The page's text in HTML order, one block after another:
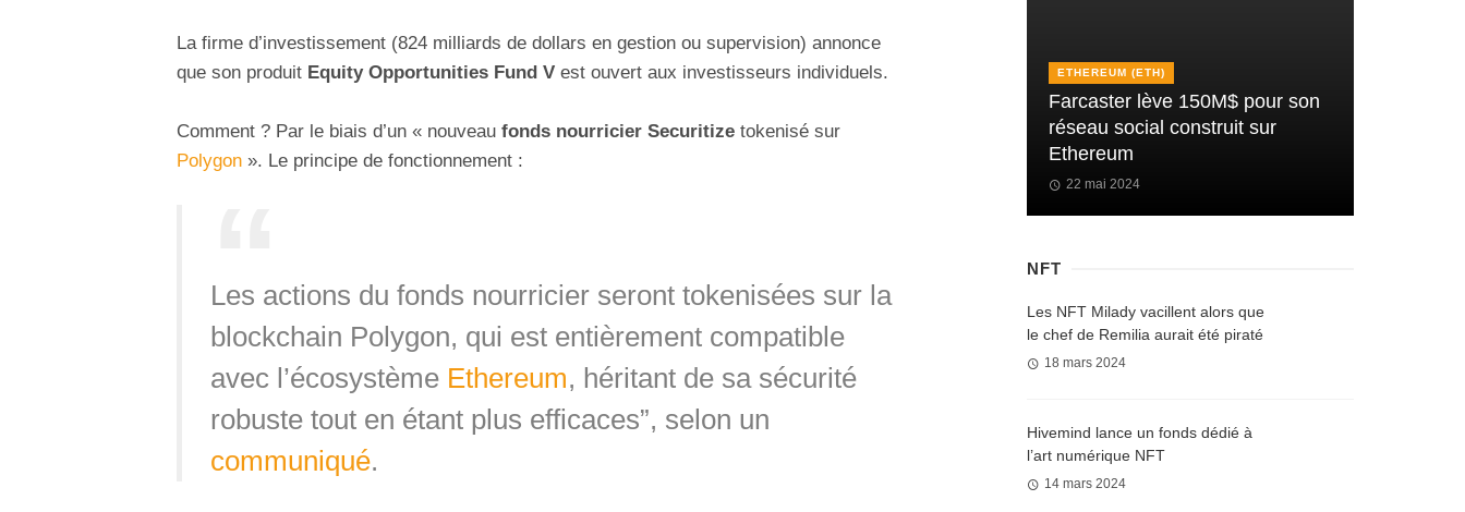
La firme d’investissement (824 milliards de dollars en gestion ou supervision) annonce
que son produit Equity Opportunities Fund V est ouvert aux investisseurs individuels.
Comment ? Par le biais d’un « nouveau fonds nourricier Securitize tokenisé sur
Polygon ». Le principe de fonctionnement :
Les actions du fonds nourricier seront tokenisées sur la
blockchain Polygon, qui est entièrement compatible
avec l’écosystème Ethereum, héritant de sa sécurité
robuste tout en étant plus efficaces”, selon un
communiqué.
ETHEREUM (ETH)
Farcaster lève 150M$ pour son
réseau social construit sur
Ethereum
22 mai 2024
NFT
Les NFT Milady vacillent alors que
le chef de Remilia aurait été piraté
18 mars 2024
Hivemind lance un fonds dédié à
l’art numérique NFT
14 mars 2024